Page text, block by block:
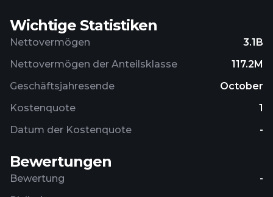
Wichtige Statistiken
Nettovermögen
3.1B
Nettovermögen der Anteilsklasse
117.2M
Geschäftsjahresende
October
Kostenquote
1
Datum der Kostenquote
-
Bewertungen
Bewertung
-